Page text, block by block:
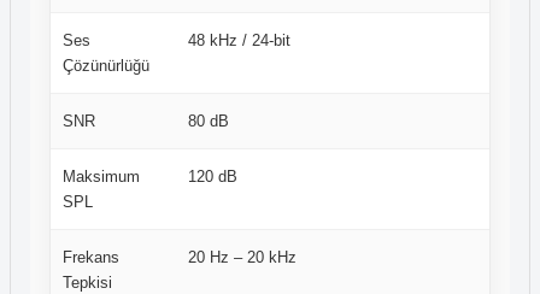
Ses
Çözünürlüğü
48 kHz / 24-bit
SNR 80 dB
Maksimum
SPL
120 dB
Frekans
Tepkisi
20 Hz – 20 kHz